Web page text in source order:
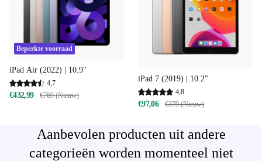
Beperkte voorraad
iPad Air (2022) | 10.9"
4,7
€432,99 €769 (Nieuw)
iPad 7 (2019) | 10.2"
4,8
€97,06 €379 (Nieuw)
Aanbevolen producten uit andere
categorieën worden momenteel niet